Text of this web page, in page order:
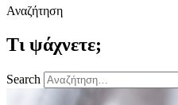
Αναζήτηση
Τι ψάχνετε;
Search